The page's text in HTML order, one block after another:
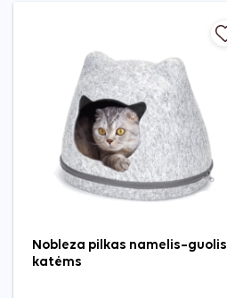
Nobleza pilkas namelis–guolis
katėms